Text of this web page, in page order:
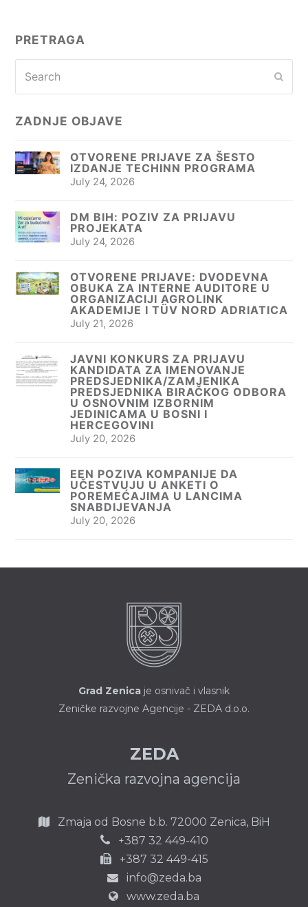
PRETRAGA
ZADNJE OBJAVE
OTVORENE PRIJAVE ZA ŠESTO
IZDANJE TECHINN PROGRAMA
July 24, 2026
DM BIH: POZIV ZA PRIJAVU
PROJEKATA
July 24, 2026
OTVORENE PRIJAVE: DVODEVNA
OBUKA ZA INTERNE AUDITORE U
ORGANIZACIJI AGROLINK
AKADEMIJE I TÜV NORD ADRIATICA
July 21, 2026
JAVNI KONKURS ZA PRIJAVU
KANDIDATA ZA IMENOVANJE
PREDSJEDNIKA/ZAMJENIKA
PREDSJEDNIKA BIRAČKOG ODBORA
U OSNOVNIM IZBORNIM
JEDINICAMA U BOSNI I
HERCEGOVINI
July 20, 2026
EEN POZIVA KOMPANIJE DA
UČESTVUJU U ANKETI O
POREMEĆAJIMA U LANCIMA
SNABDIJEVANJA
July 20, 2026
Grad Zenica je osnivač i vlasnik
Zeničke razvojne Agencije - ZEDA d.o.o.
ZEDA
Zenička razvojna agencija
Zmaja od Bosne b.b. 72000 Zenica, BiH
+387 32 449-410
+387 32 449-415
info@zeda.ba
www.zeda.ba